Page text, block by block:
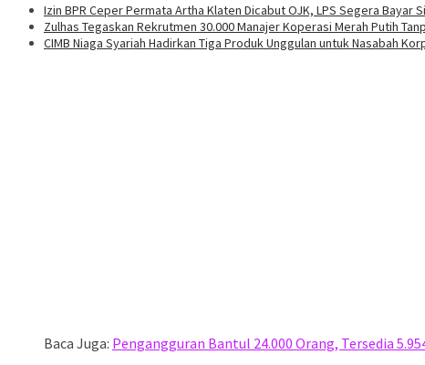
Izin BPR Ceper Permata Artha Klaten Dicabut OJK, LPS Segera Bayar
Zulhas Tegaskan Rekrutmen 30.000 Manajer Koperasi Merah Putih
CIMB Niaga Syariah Hadirkan Tiga Produk Unggulan untuk Nasabah
Baca Juga: Pengangguran Bantul 24.000 Orang, Tersedia